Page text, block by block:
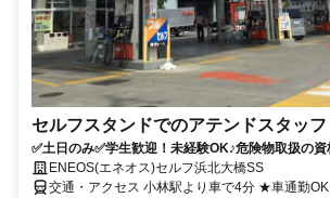
セルフスタンドでのアテンドスタッフ
✅土日のみ✅学生歓迎！未経験OK♪危険物取扱の
ENEOS(エネオス)セルフ浜北大橋SS
交通・アクセス 小林駅より車で4分 ★車通勤OK